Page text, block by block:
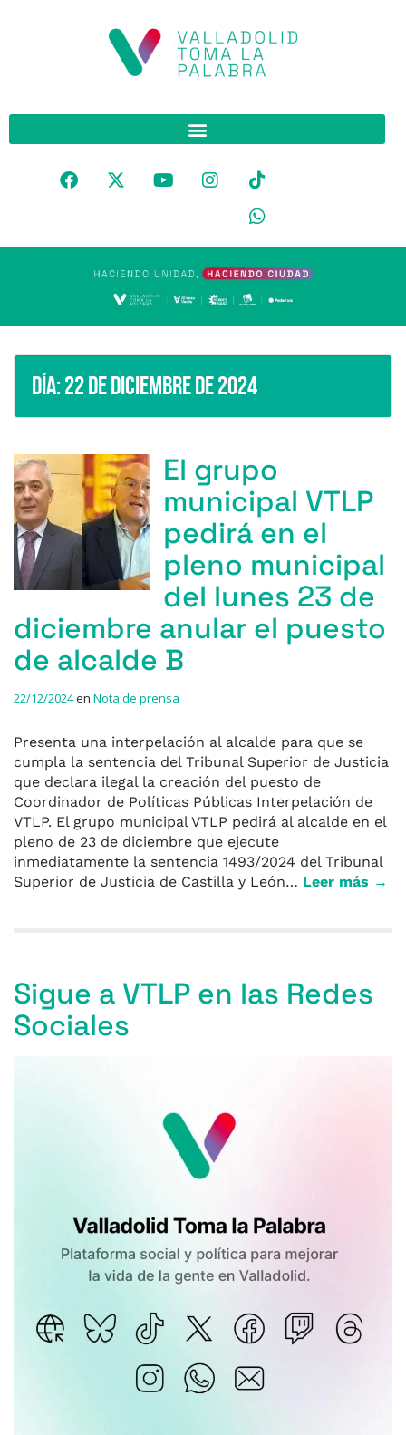
Día:22 de diciembre de 2024
El grupo
municipal VTLP
pedirá en el
pleno municipal
del lunes 23 de
diciembre anular el puesto
de alcalde B
22/12/2024en Nota de prensa
Presenta una interpelación al alcalde para que se
cumpla la sentencia del Tribunal Superior de Justicia
que declara ilegal la creación del puesto de
Coordinador de Políticas Públicas Interpelación de
VTLP. El grupo municipal VTLP pedirá al alcalde en el
pleno de 23 de diciembre que ejecute
inmediatamente la sentencia 1493/2024 del Tribunal
Superior de Justicia de Castilla y León… Leer más →
Sigue a VTLP en las Redes
Sociales